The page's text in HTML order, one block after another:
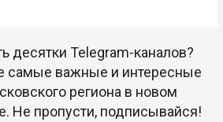
десятки Telegram-каналов?
самые важные и интересные
региона в новом
Не пропусти, подписывайся!